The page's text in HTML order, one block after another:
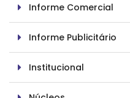
Informe Comercial
Informe Publicitário
Institucional